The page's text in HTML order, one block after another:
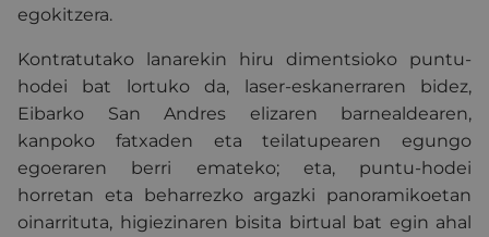
egokitzera.
Kontratutako lanarekin hiru dimentsioko puntu-
hodei bat lortuko da, laser-eskanerraren bidez,
Eibarko San Andres elizaren barnealdearen,
kanpoko fatxaden eta teilatupearen egungo
egoeraren berri emateko; eta, puntu-hodei
horretan eta beharrezko argazki panoramikoetan
oinarrituta, higiezinaren bisita birtual bat egin ahal